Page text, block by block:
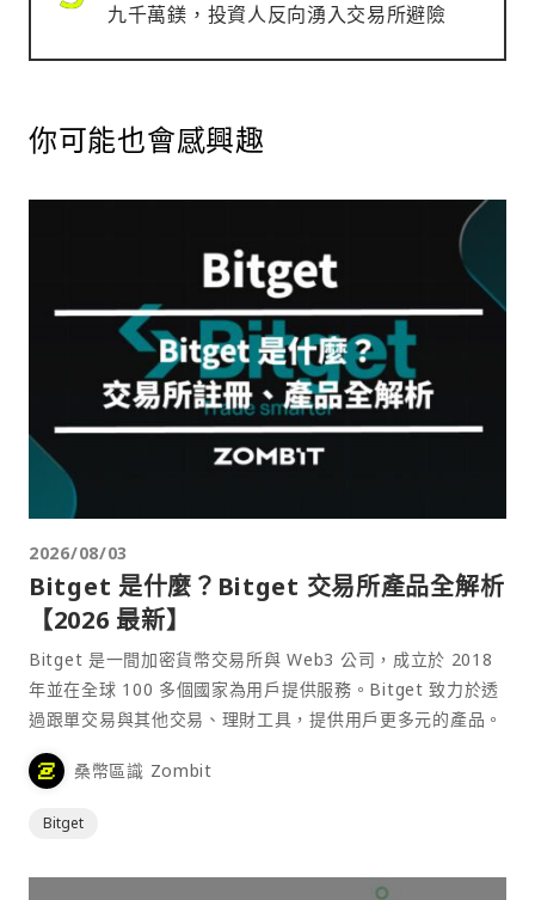
九千萬鎂，投資人反向湧入交易所避險
你可能也會感興趣
2026/08/03
Bitget 是什麼？Bitget 交易所產品全解析
【2026 最新】
Bitget 是一間加密貨幣交易所與 Web3 公司，成立於 2018
年並在全球 100 多個國家為用戶提供服務。Bitget 致力於透
過跟單交易與其他交易、理財工具，提供用戶更多元的產品。
桑幣區識 Zombit
Bitget